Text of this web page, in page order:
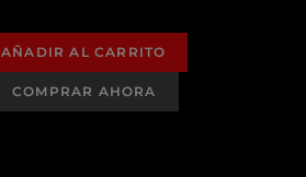
AÑADIR AL CARRITO